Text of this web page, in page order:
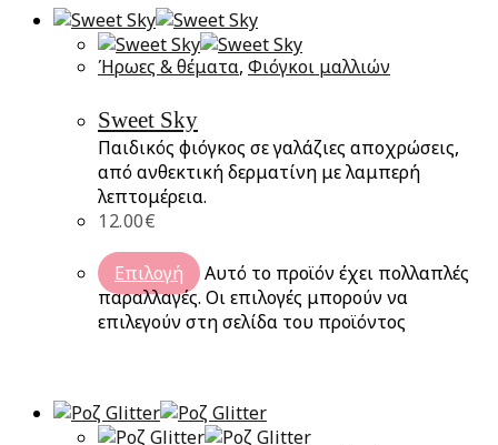
Ήρωες & θέματα, Φιόγκοι μαλλιών
Sweet Sky
Παιδικός φιόγκος σε γαλάζιες αποχρώσεις,
από ανθεκτική δερματίνη με λαμπερή
λεπτομέρεια.
12.00€
Επιλογή
Αυτό το προϊόν έχει πολλαπλές
παραλλαγές. Οι επιλογές μπορούν να
επιλεγούν στη σελίδα του προϊόντος